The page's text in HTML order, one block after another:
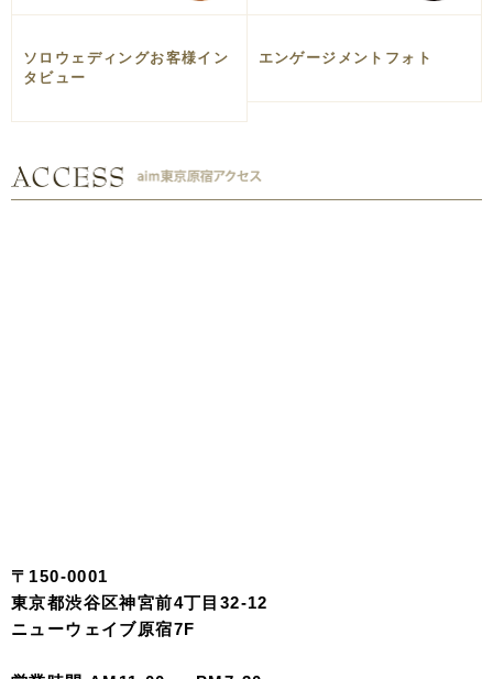
ソロウェディングお客様イン
タビュー
エンゲージメントフォト
〒150-0001
東京都渋谷区神宮前4丁目32-12
ニューウェイブ原宿7F